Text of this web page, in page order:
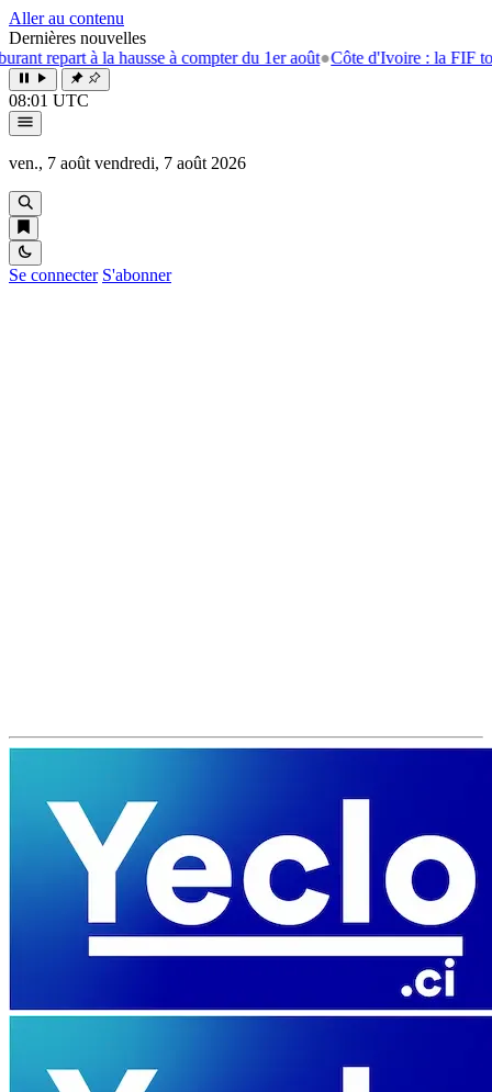
Aller au contenu
Dernières nouvelles
à la hausse à compter du 1er août● Côte d'Ivoire : la FIF tourne la
08:01 UTC
ven., 7 août vendredi, 7 août 2026
Se connecter S'abonner